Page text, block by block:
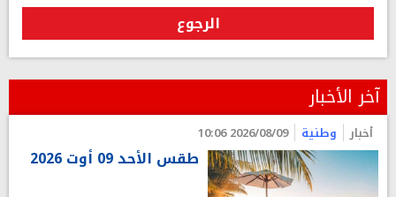
الرجوع
آخر الأخبار
أخبار وطنية 2026/08/09 10:06
طقس الأحد 09 أوت 2026